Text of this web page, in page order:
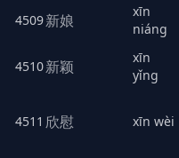
4509新娘
xīn
niáng
4510新颖
xīn
yǐng
4511 欣慰 xīn wèi